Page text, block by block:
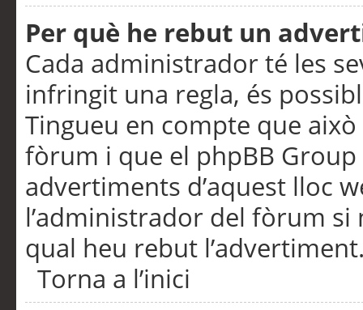
Per què he rebut un
Cada administrador té les
infringit una regla, és
Tingueu en compte que
fòrum i que el phpBB
advertiments d’aquest lloc
l’administrador del fòrum
qual heu rebut
Torna a l’inici